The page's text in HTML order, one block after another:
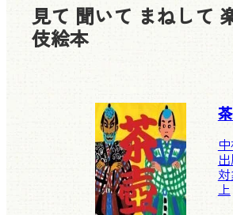
見て 聞いて まねして
伎絵本
上